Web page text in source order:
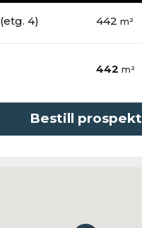
(etg. 4) 442 m²
442 m²
Bestill prospekt